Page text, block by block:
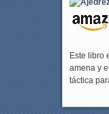
Este libro
amena y
táctica